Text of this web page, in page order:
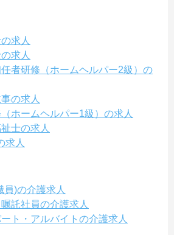
求人
求人
者研修（ホームヘルパー2級）の
の求人
ホームヘルパー1級）の求人
士の求人
求人
)の介護求人
託社員の介護求人
ト・アルバイトの介護求人